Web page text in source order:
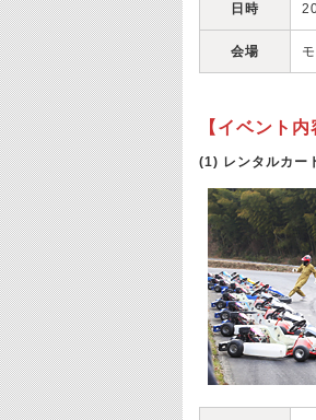
日時
会場
【イベント
(1) レンタルカー